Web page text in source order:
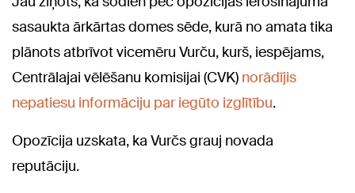
sasaukta ārkārtas domes sēde, kurā no amata tika
plānots atbrīvot vicemēru Vurču, kurš, iespējams,
Centrālajai vēlēšanu komisijai (CVK) norādījis
nepatiesu informāciju par iegūto izglītību.
Opozīcija uzskata, ka Vurčs grauj novada
reputāciju.